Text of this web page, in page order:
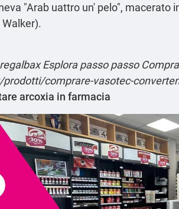
"Arab uattro un' pelo", macerato
Esplora passo passo
comprare-vasotec-
arcoxia in farmacia